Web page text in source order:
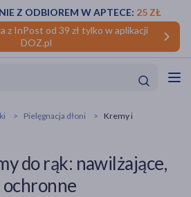
z InPost od 39 zł tylko w aplikacji
DOZ.pl
Z ODBIOREM W APTECE: 25 ZŁ
Pielęgnacja dłoni
Kremy i
do rąk: nawilżające,